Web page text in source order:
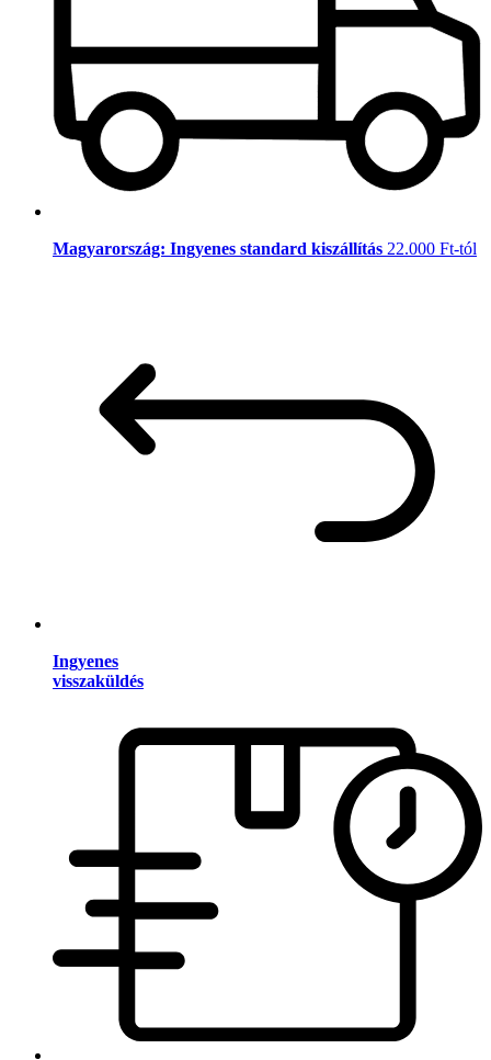
Magyarország: Ingyenes standard kiszállítás 22.000 Ft-tól
Ingyenes
visszaküldés